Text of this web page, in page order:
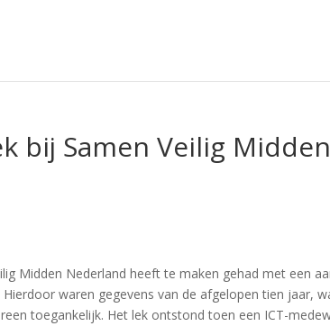
bij Samen Veilig
Midden Nederland heeft te maken gehad met een
waren gegevens van de afgelopen tien jaar,
toegankelijk. Het lek ontstond toen een ICT-